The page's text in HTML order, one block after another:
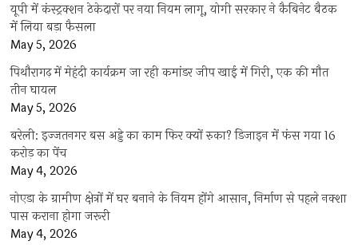
यूपी में कंस्ट्रक्शन ठेकेदारों पर नया नियम लागू, योगी सरकार ने कैबिनेट बैठक
में लिया बड़ा फैसला
May 5, 2026
पिथौरागढ़ में मेहंदी कार्यक्रम जा रही कमांडर जीप खाई में गिरी, एक की मौत
तीन घायल
May 5, 2026
बरेली: इज्जतनगर बस अड्डे का काम फिर क्यों रुका? डिजाइन में फंस गया 16
करोड़ का पेंच
May 4, 2026
नोएडा के ग्रामीण क्षेत्रों में घर बनाने के नियम होंगे आसान, निर्माण से पहले नक्शा
पास कराना होगा जरूरी
May 4, 2026